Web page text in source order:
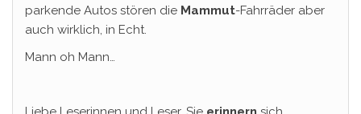
parkende Autos stören die Mammut-Fahrräder aber
auch wirklich, in Echt.
Mann oh Mann…